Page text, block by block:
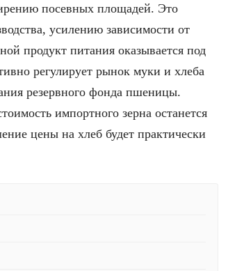
посевных площадей. Это
усилению зависимости от
продукт питания оказывается под
регулирует рынок муки и хлеба
резервного фонда пшеницы.
импортного зерна останется
цены на хлеб будет практически